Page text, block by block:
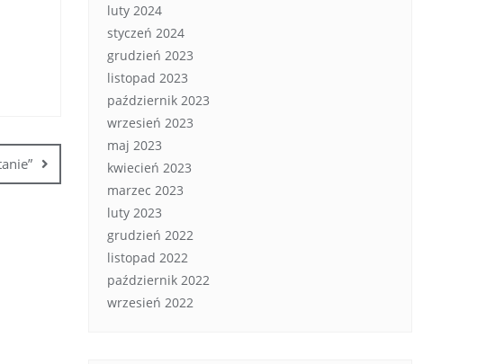
luty 2024
styczeń 2024
grudzień 2023
listopad 2023
październik 2023
wrzesień 2023
maj 2023
kwiecień 2023
marzec 2023
luty 2023
grudzień 2022
listopad 2022
październik 2022
wrzesień 2022